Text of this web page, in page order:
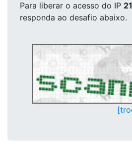
Para liberar o acesso do IP
responda ao desafio abaixo.